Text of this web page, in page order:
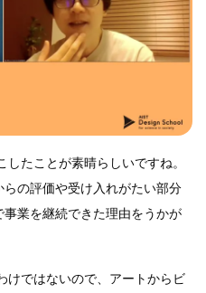
たことが素晴らしいですね。
の評価や受け入れがたい部分
業を継続できた理由をうかが
けではないので、アートからビ